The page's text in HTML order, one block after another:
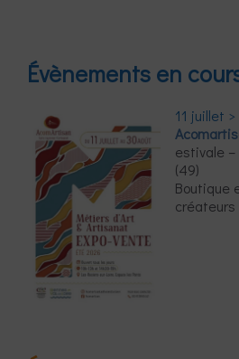
Évènements en
11 juillet
estivale
(49)
Boutique
créateurs